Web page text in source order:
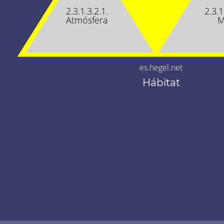
2.3.1.3.2.1.
Atmósfera
es.hegel.net
Hábitat